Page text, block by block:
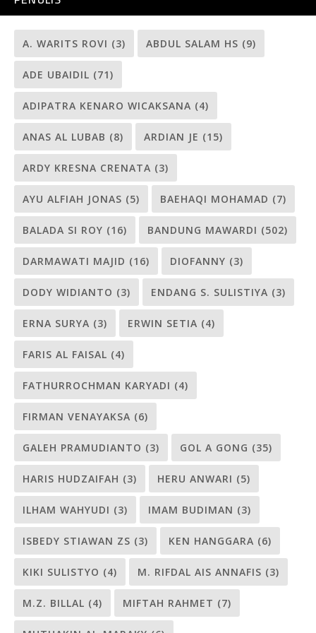
A. WARITS ROVI (3) ABDUL SALAM HS (9)
ADE UBAIDIL (71)
ADIPATRA KENARO WICAKSANA (4)
ANAS AL LUBAB (8) ARDIAN JE (15)
ARDY KRESNA CRENATA (3)
AYU ALFIAH JONAS (5) BAEHAQI MOHAMAD (7)
BALADA SI ROY (16) BANDUNG MAWARDI (502)
DARMAWATI MAJID (16) DIOFANNY (3)
DODY WIDIANTO (3) ENDANG S. SULISTIYA (3)
ERNA SURYA (3) ERWIN SETIA (4)
FARIS AL FAISAL (4)
FATHURROCHMAN KARYADI (4)
FIRMAN VENAYAKSA (6)
GALEH PRAMUDIANTO (3) GOL A GONG (35)
HARIS HUDZAIFAH (3) HERU ANWARI (5)
ILHAM WAHYUDI (3) IMAM BUDIMAN (3)
ISBEDY STIAWAN ZS (3) KEN HANGGARA (6)
KIKI SULISTYO (4) M. RIFDAL AIS ANNAFIS (3)
M.Z. BILLAL (4) MIFTAH RAHMET (7)